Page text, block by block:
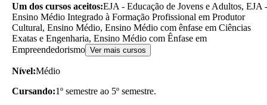
Um dos cursos aceitos:EJA - Educação de Jovens e Adultos, EJA -
Ensino Médio Integrado à Formação Profissional em Produtor
Cultural, Ensino Médio, Ensino Médio com ênfase em Ciências
Exatas e Engenharia, Ensino Médio com Ênfase em
Empreendedorismo Ver mais cursos
Nível:Médio
Cursando:1º semestre ao 5º semestre.